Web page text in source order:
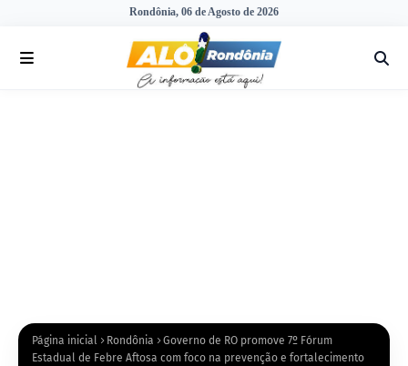
Rondônia, 06 de Agosto de 2026
Página inicial Rondônia
Governo de RO promove 7º Fórum
Estadual de Febre Aftosa com foco na prevenção e fortalecimento